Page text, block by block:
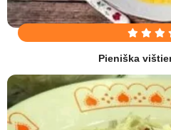
Pieniška